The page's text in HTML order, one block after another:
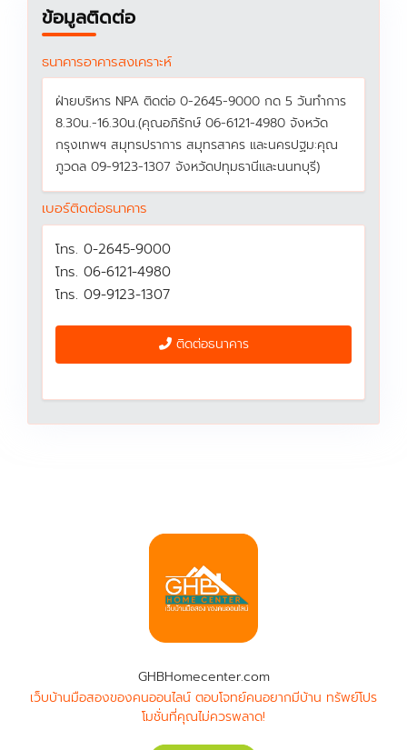
ข้อมูลติดต่อ
ธนาคารอาคารสงเคราะห์
ฝ่ายบริหาร NPA ติดต่อ 0-2645-9000 กด 5 วันทำการ
8.30น.-16.30น.(คุณอภิรักษ์ 06-6121-4980 จังหวัด
กรุงเทพฯ สมุทรปราการ สมุทรสาคร และนครปฐม:คุณ
ภูวดล 09-9123-1307 จังหวัดปทุมธานีและนนทบุรี)
เบอร์ติดต่อธนาคาร
โทร. 0-2645-9000
โทร. 06-6121-4980
โทร. 09-9123-1307
ติดต่อธนาคาร
GHBHomecenter.com
เว็บบ้านมือสองของคนออนไลน์ ตอบโจทย์คนอยากมีบ้าน ทรัพย์โปร
โมชั่นที่คุณไม่ควรพลาด!